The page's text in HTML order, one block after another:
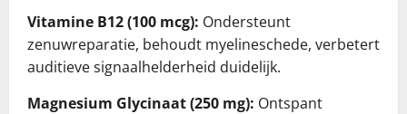
Vitamine B12 (100 mcg): Ondersteunt
zenuwreparatie, behoudt myelineschede, verbetert
auditieve signaalhelderheid duidelijk.
Magnesium Glycinaat (250 mg): Ontspant